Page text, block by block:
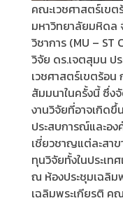
คณะเวชศาสตร์เข
มหาวิทยาลัยมหิดล
วิชาการ (MU –
วิจัย ดร.เจตสุมน ป
เวชศาสตร์เขตร้อน
สัมมนาในครั้งนี้ ซึ่ง
งานวิจัยที่อาจเกิด
ประสบการณ์และอ
เชี่ยวชาญแต่ละสา
ทุนวิจัยทั้งในประเท
ณ ห้องประชุมเฉลิม
เฉลิมพระเกียรติ ค